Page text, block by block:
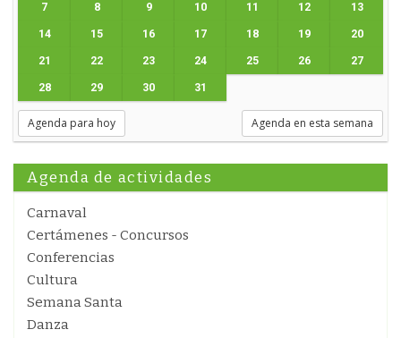
7 8 9 10 11 12 13
14 15 16 17 18 19 20
21 22 23 24 25 26 27
28 29 30 31
Agenda para hoy Agenda en esta semana
Agenda de actividades
Carnaval
Certámenes - Concursos
Conferencias
Cultura
Semana Santa
Danza